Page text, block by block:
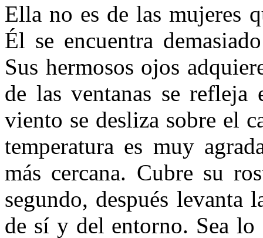
Ella no es de las mujeres
Él se encuentra
Sus hermosos ojos
de las ventanas se refleja
viento se desliza sobre el
temperatura es muy
más cercana. Cubre su
segundo, después levanta
de sí y del entorno. Sea lo